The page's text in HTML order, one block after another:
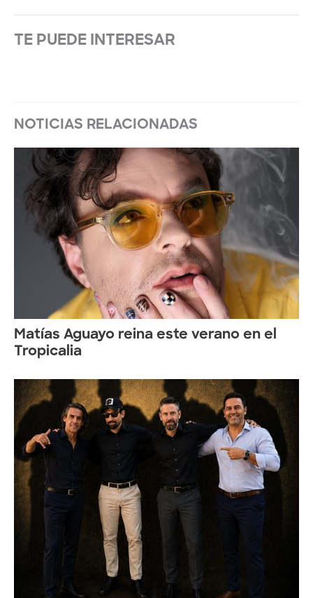
TE PUEDE INTERESAR
NOTICIAS RELACIONADAS
Matías Aguayo reina este verano en el
Tropicalia